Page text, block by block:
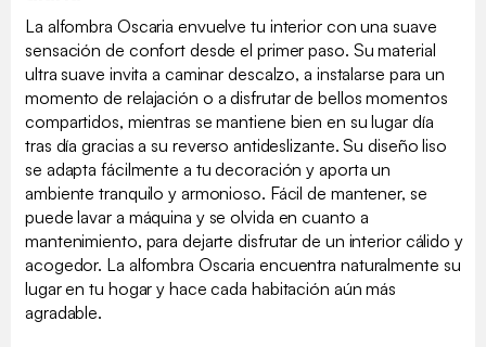
La alfombra Oscaria envuelve tu interior con una suave
sensación de confort desde el primer paso. Su material
ultra suave invita a caminar descalzo, a instalarse para un
momento de relajación o a disfrutar de bellos momentos
compartidos, mientras se mantiene bien en su lugar día
tras día gracias a su reverso antideslizante. Su diseño liso
se adapta fácilmente a tu decoración y aporta un
ambiente tranquilo y armonioso. Fácil de mantener, se
puede lavar a máquina y se olvida en cuanto a
mantenimiento, para dejarte disfrutar de un interior cálido y
acogedor. La alfombra Oscaria encuentra naturalmente su
lugar en tu hogar y hace cada habitación aún más
agradable.